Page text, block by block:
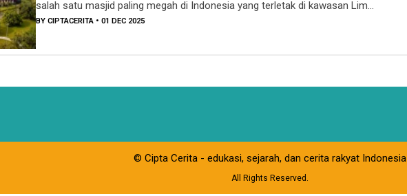
salah satu masjid paling megah di Indonesia yang terletak di kawasan Lim...
BY CIPTACERITA • 01 DEC 2025
© Cipta Cerita - edukasi, sejarah, dan cerita rakyat Indonesia
All Rights Reserved.